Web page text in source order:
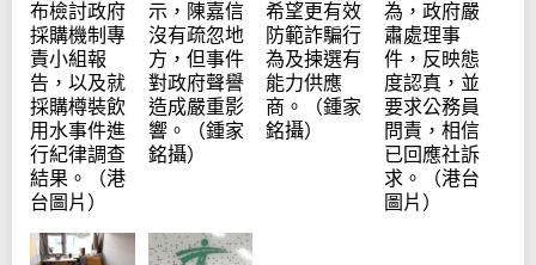
布檢討政府
採購機制專
責小組報
告，以及就
採購樽裝飲
用水事件進
行紀律調查
結果。（港
台圖片）
示，陳嘉信
沒有疏忽地
方，但事件
對政府聲譽
造成嚴重影
響。（鍾家
銘攝）
希望更有效
防範詐騙行
為及揀選有
能力供應
商。（鍾家
銘攝）
為，政府嚴
肅處理事
件，反映態
度認真，並
要求公務員
問責，相信
已回應社訴
求。（港台
圖片）